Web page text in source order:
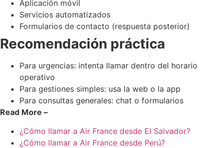
Aplicación móvil
Servicios automatizados
Formularios de contacto (respuesta posterior)
Recomendación práctica
Para urgencias: intenta llamar dentro del horario
operativo
Para gestiones simples: usa la web o la app
Para consultas generales: chat o formularios
Read More –
¿Cómo llamar a Air France desde El Salvador?
¿Cómo llamar a Air France desde Perú?